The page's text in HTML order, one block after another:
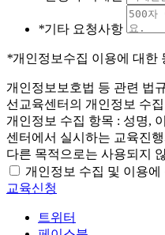
*기타 요청사항
*개인정보수집 이용에 대한
개인정보보호법 등 관련 법
선교육센터의 개인정보 수
개인정보 수집 항목 : 성명,
센터에서 실시하는 교육진
다른 목적으로는 사용되지
개인정보 수집 및 이용에
교육신청
트위터